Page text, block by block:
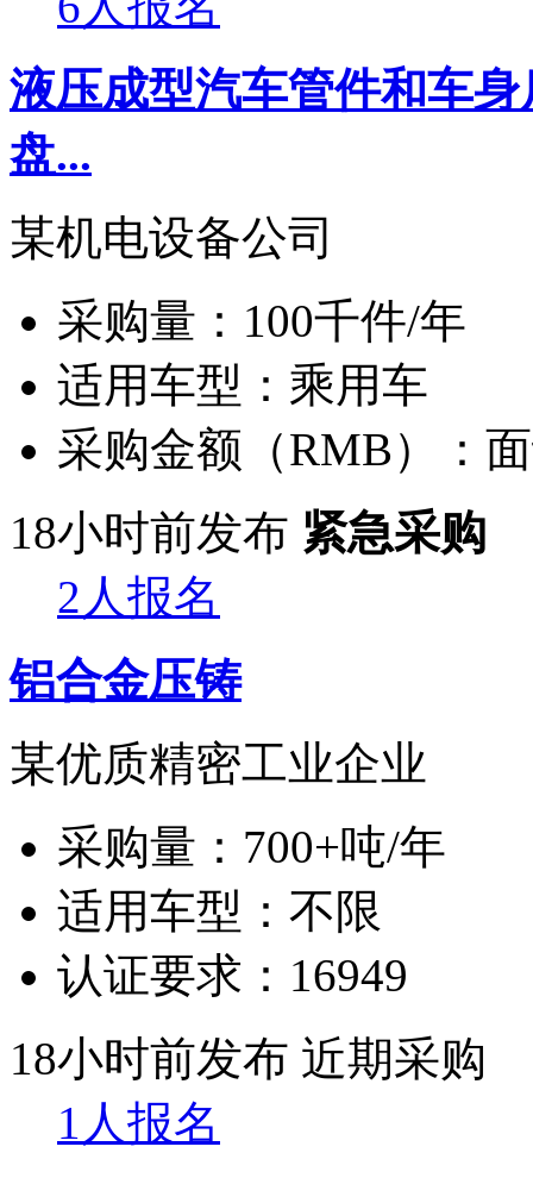
液压成型汽车管件和车
盘...
某机电设备公司
采购量： 100千件/年
适用车型： 乘用车
采购金额（RMB）：
18小时前发布 紧急采购
2人报名
铝合金压铸
某优质精密工业企业
采购量： 700+吨/年
适用车型： 不限
认证要求： 16949
18小时前发布 近期采购
1人报名